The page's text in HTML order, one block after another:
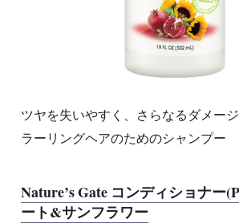
ツヤを失いやすく、さらなるダメー
ラーリングヘアのためのシャンプー
Nature’s Gate コンディショナー
ート&サンフラワー